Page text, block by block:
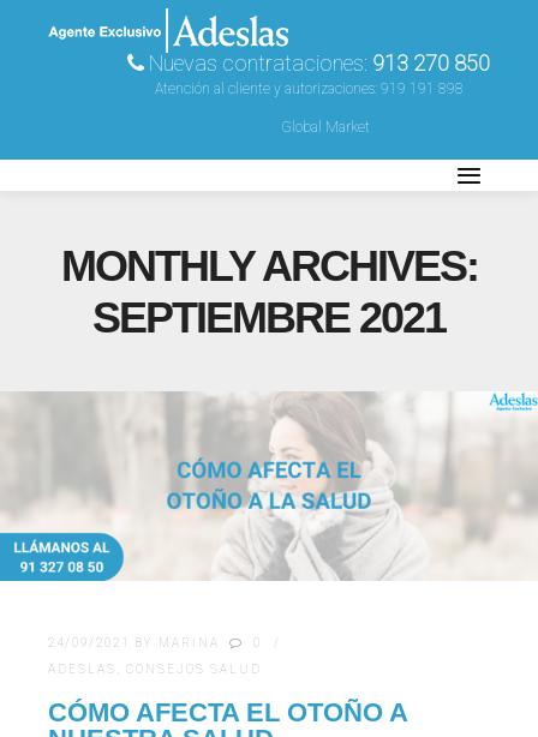
Nuevas contrataciones: 913 270 850
Atención al cliente y autorizaciones: 919 191 898
Global Market
MONTHLY ARCHIVES:
SEPTIEMBRE 2021
24/09/2021 BY MARINA
0
ADESLAS
CONSEJOS SALUD
CÓMO AFECTA EL OTOÑO A